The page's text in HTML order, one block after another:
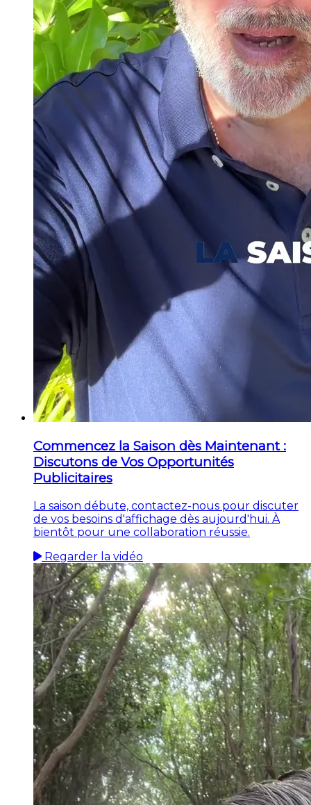
Commencez la Saison dès Maintenant :
Discutons de Vos Opportunités
Publicitaires
La saison débute, contactez-nous pour discuter
de vos besoins d'affichage dès aujourd'hui. À
bientôt pour une collaboration réussie.
Regarder la vidéo